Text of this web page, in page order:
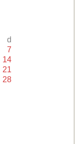
d
7
14
21
28